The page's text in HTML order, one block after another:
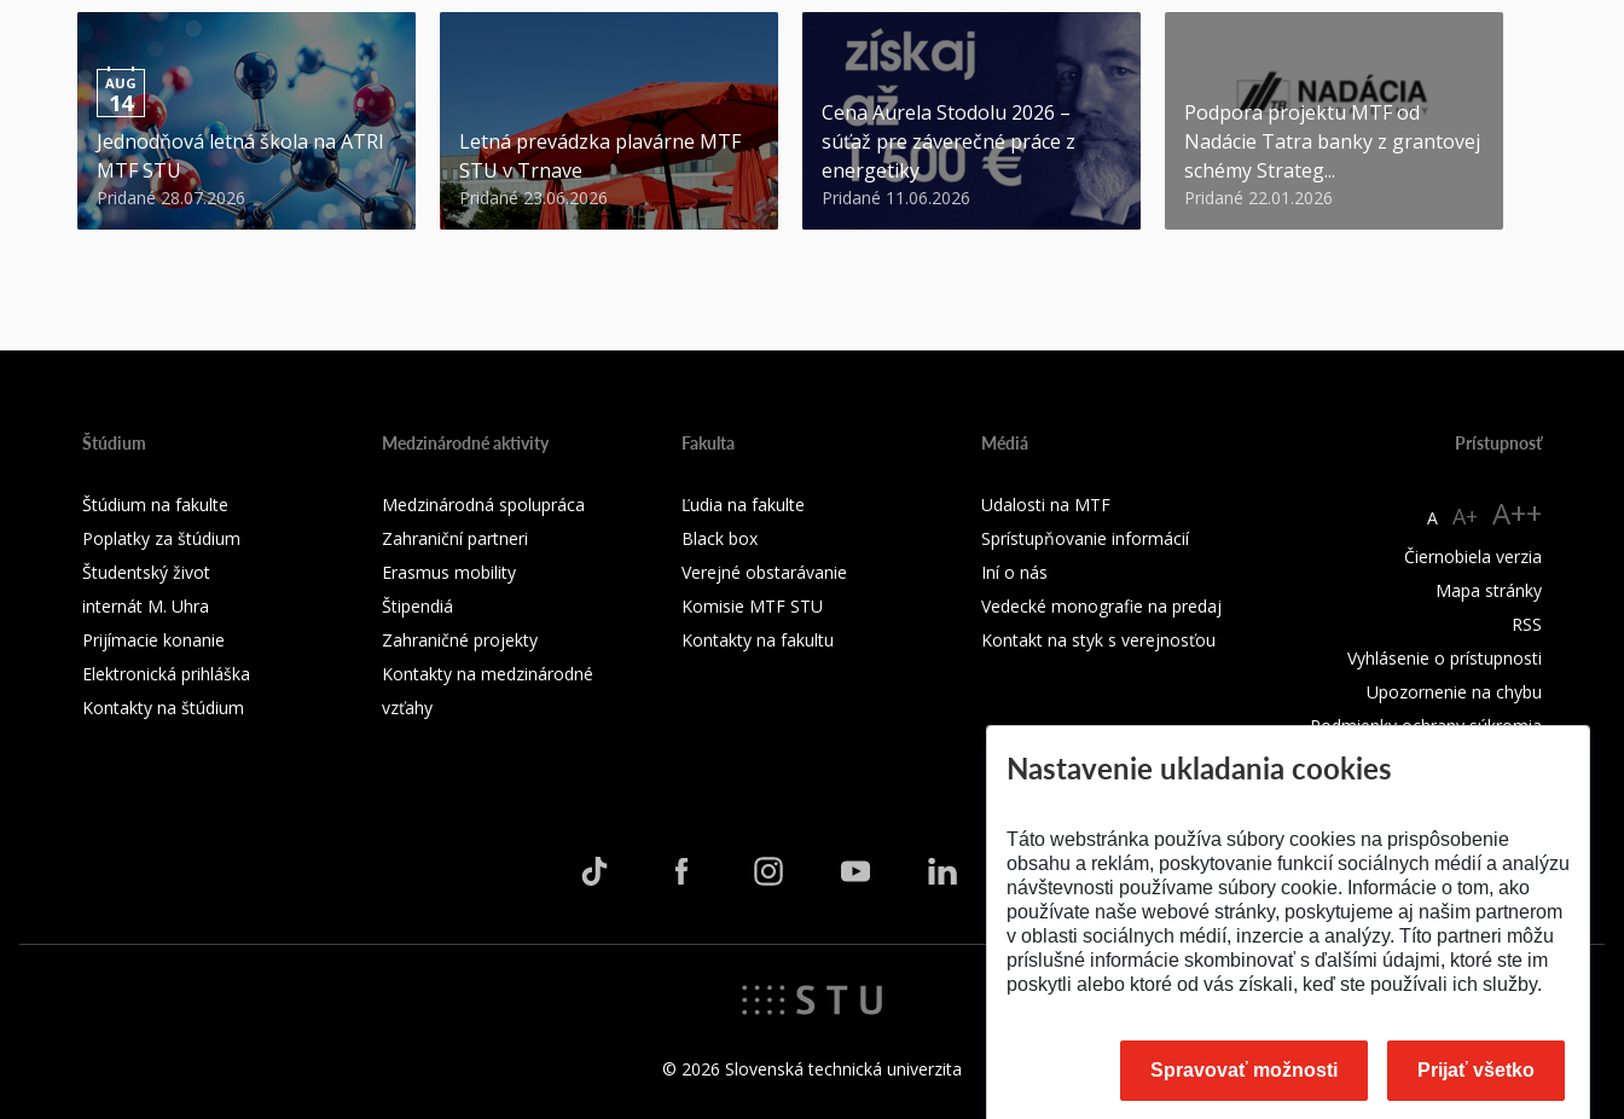
AUG
14
Jednodňová letná škola na ATRI
MTF STU
Pridané 28.07.2026
Letná prevádzka plavárne MTF
STU v Trnave
Pridané 23.06.2026
Cena Aurela Stodolu 2026 –
súťaž pre záverečné práce z
energetiky
Pridané 11.06.2026
Podpora projektu MTF od
Nadácie Tatra banky z grantovej
schémy Strateg...
Pridané 22.01.2026
Štúdium
Štúdium na fakulte
Poplatky za štúdium
Študentský život
internát M. Uhra
Prijímacie konanie
Elektronická prihláška
Kontakty na štúdium
Medzinárodné aktivity
Medzinárodná spolupráca
Zahraniční partneri
Erasmus mobility
Štipendiá
Zahraničné projekty
Kontakty na medzinárodné
vzťahy
Fakulta
Ľudia na fakulte
Black box
Verejné obstarávanie
Komisie MTF STU
Kontakty na fakultu
Médiá
Udalosti na MTF
Sprístupňovanie informácií
Iní o nás
Vedecké monografie na predaj
Kontakt na styk s verejnosťou
Prístupnosť
A A+ A++
Čiernobiela verzia
Mapa stránky
RSS
Vyhlásenie o prístupnosti
Upozornenie na chybu
Podmienky ochrany súkromia
© 2026 Slovenská technická univerzita
Nastavenie ukladania cookies
Táto webstránka používa súbory cookies na prispôsobenie
obsahu a reklám, poskytovanie funkcií sociálnych médií a analýzu
návštevnosti používame súbory cookie. Informácie o tom, ako
používate naše webové stránky, poskytujeme aj našim partnerom
v oblasti sociálnych médií, inzercie a analýzy. Títo partneri môžu
príslušné informácie skombinovať s ďalšími údajmi, ktoré ste im
poskytli alebo ktoré od vás získali, keď ste používali ich služby.
Spravovať možnosti Prijať všetko